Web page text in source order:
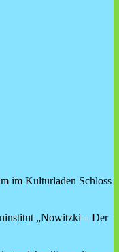
im Kulturladen Schloss
„Nowitzki – Der